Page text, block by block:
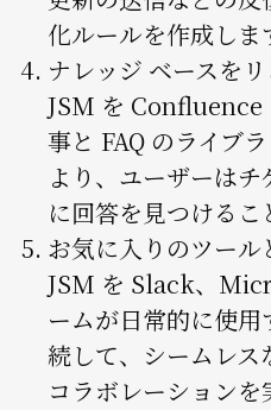
化ルールを作成しま
ナレッジ ベースを
JSM を Confluence
事と FAQ のライブ
より、ユーザーは
に回答を見つけるこ
お気に入りのツール
JSM を Slack、
ームが日常的に使
続して、シームレス
コラボレーションを